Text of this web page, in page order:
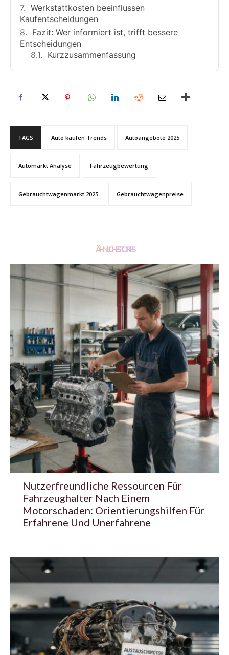
Werkstattkosten beeinflussen
Kaufentscheidungen
Fazit: Wer informiert ist, trifft bessere
Entscheidungen
Kurzzusammenfassung
TAGS Auto kaufen Trends Autoangebote 2025
Automarkt Analyse Fahrzeugbewertung
Gebrauchtwagenmarkt 2025 Gebrauchtwagenpreise
ÄHNLICHE STORIES
Nutzerfreundliche Ressourcen Für
Fahrzeughalter Nach Einem
Motorschaden: Orientierungshilfen Für
Erfahrene Und Unerfahrene